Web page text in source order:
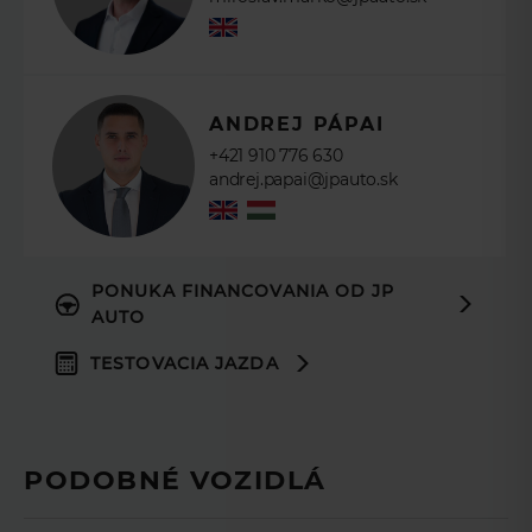
Perforated Grained Lthr Sts
Rear armrest with twin cupholders
60:40 rear seat fold with manual slide and recline
Light Oyster Stitching
Manual Third Row Seats
033RJ
2nd Row Headrest Man Height
Heated Rear Seats
Ebony / Ebony
Euro/Russia 3YR Connected Service Pack
ANDREJ PÁPAI
+421 910 776 630
andrej.papai@jpauto.sk
PONUKA FINANCOVANIA OD JP
AUTO
TESTOVACIA JAZDA
PODOBNÉ VOZIDLÁ